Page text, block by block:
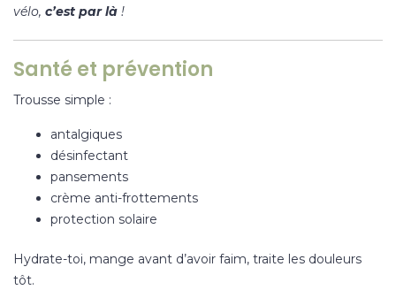
vélo, c’est par là !
Santé et prévention
Trousse simple :
antalgiques
désinfectant
pansements
crème anti-frottements
protection solaire
Hydrate-toi, mange avant d’avoir faim, traite les douleurs
tôt.